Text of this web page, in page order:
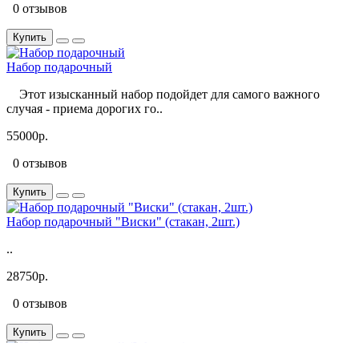
0 отзывов
Купить
Набор подарочный
Этот изысканный набор подойдет для самого важного
случая - приема дорогих го..
55000р.
0 отзывов
Купить
Набор подарочный "Виски" (стакан, 2шт.)
..
28750р.
0 отзывов
Купить